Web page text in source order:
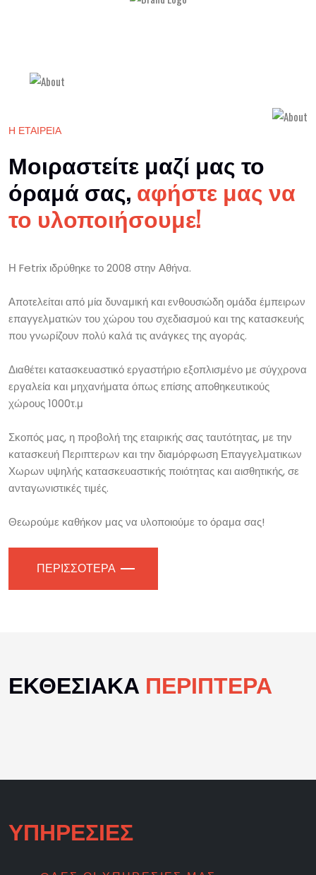
Η ΕΤΑΙΡΕΙΑ
Μοιραστείτε μαζί μας το
όραμά σας, αφήστε μας να
το υλοποιήσουμε!
Η Fetrix ιδρύθηκε το 2008 στην Αθήνα.
Αποτελείται από μία δυναμική και ενθουσιώδη ομάδα έμπειρων
επαγγελματιών του χώρου του σχεδιασμού και της κατασκευής
που γνωρίζουν πολύ καλά τις ανάγκες της αγοράς.
Διαθέτει κατασκευαστικό εργαστήριο εξοπλισμένο με σύγχρονα
εργαλεία και μηχανήματα όπως επίσης αποθηκευτικούς
χώρους 1000τ.μ
Σκοπός μας, η προβολή της εταιρικής σας ταυτότητας, με την
κατασκευή Περιπτερων και την διαμόρφωση Επαγγελματικων
Χωρων υψηλής κατασκευαστικής ποιότητας και αισθητικής, σε
ανταγωνιστικές τιμές.
Θεωρούμε καθήκον μας να υλοποιούμε το όραμα σας!
ΠΕΡΙΣΣΟΤΕΡΑ
ΕΚΘΕΣΙΑΚΑ ΠΕΡΙΠΤΕΡΑ
ΥΠΗΡΕΣΙΕΣ